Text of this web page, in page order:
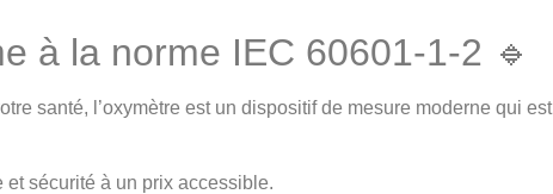
à la norme IEC 60601-1-2 🔹
santé, l’oxymètre est un dispositif de mesure moderne qui est
sécurité à un prix accessible.